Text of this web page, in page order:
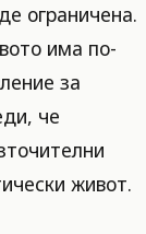
ограничена.
има по-
за
че
живот.